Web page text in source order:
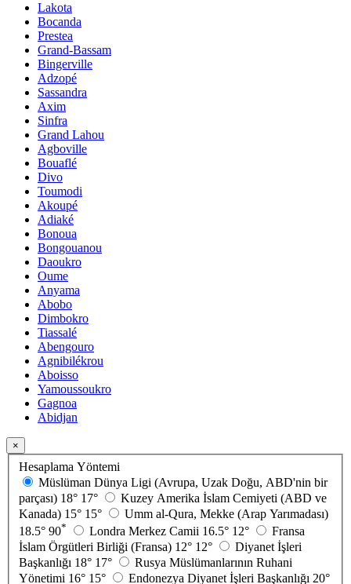
Lakota
Bocanda
Prestea
Grand-Bassam
Bingerville
Adzopé
Sassandra
Axim
Sinfra
Grand Lahou
Agboville
Bouaflé
Divo
Toumodi
Akoupé
Adiaké
Bonoua
Bongouanou
Daoukro
Oume
Anyama
Abobo
Dimbokro
Tiassalé
Abengouro
Agnibilékrou
Aboisso
Yamoussoukro
Gagnoa
Abidjan
×
Hesaplama Yöntemi
Müslüman Dünya Ligi (Avrupa, Uzak Doğu, ABD'nin bir
parçası) 18° 17°
Kuzey Amerika İslam Cemiyeti (ABD ve
Kanada) 15° 15°
Umm al-Qura, Mekke (Arap Yarımadası)
18.5° 90* Londra Merkez Camii 16.5° 12°
Fransa
İslam Örgütleri Birliği (Fransa) 12° 12°
Diyanet İşleri
Başkanlığı 18° 17°
Rusya Müslümanlarının Ruhani
Yönetimi 16° 15° Endonezya Diyanet İşleri Başkanlığı 20°